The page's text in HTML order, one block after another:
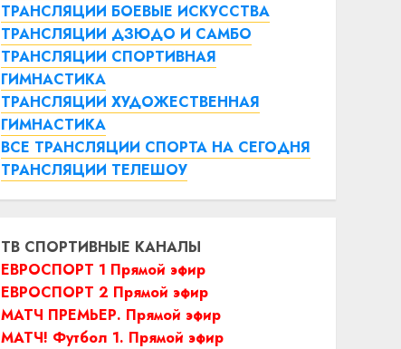
ТРАНСЛЯЦИИ БОЕВЫЕ ИСКУССТВА
ТРАНСЛЯЦИИ ДЗЮДО И САМБО
ТРАНСЛЯЦИИ СПОРТИВНАЯ
ГИМНАСТИКА
ТРАНСЛЯЦИИ ХУДОЖЕСТВЕННАЯ
ГИМНАСТИКА
ВСЕ ТРАНСЛЯЦИИ СПОРТА НА СЕГОДНЯ
ТРАНСЛЯЦИИ ТЕЛЕШОУ
ТВ СПОРТИВНЫЕ КАНАЛЫ
ЕВРОСПОРТ 1 Прямой эфир
ЕВРОСПОРТ 2 Прямой эфир
МАТЧ ПРЕМЬЕР. Прямой эфир
МАТЧ! Футбол 1. Прямой эфир